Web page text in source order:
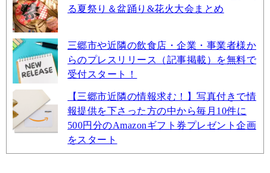
る夏祭り＆盆踊り&花火大会まとめ
三郷市や近隣の飲食店・企業・事業者様か
らのプレスリリース（記事掲載）を無料で
受付スタート！
【三郷市近隣の情報求む！】写真付きで情
報提供を下さった方の中から毎月10件に
500円分のAmazonギフト券プレゼント企画
をスタート